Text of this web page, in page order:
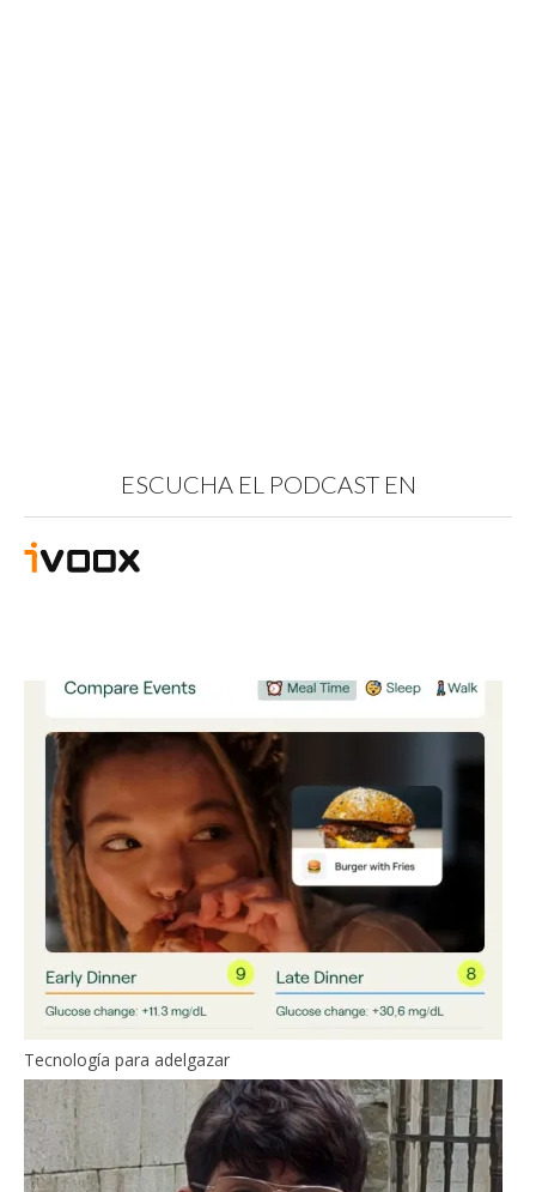
ESCUCHA EL PODCAST EN
Tecnología para adelgazar